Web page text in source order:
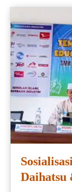
Daihatsu